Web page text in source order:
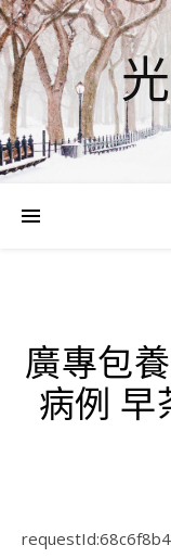
廣專包
病例 早